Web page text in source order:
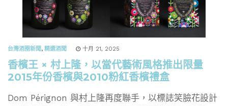
台灣酒圈新聞, 精選酒聞 十月 21, 2025
香檳王 × 村上隆，以當代藝術風格推出限量
2015年份香檳與2010粉紅香檳禮盒
Dom Pérignon 與村上隆再度聯手，以標誌笑臉花設計